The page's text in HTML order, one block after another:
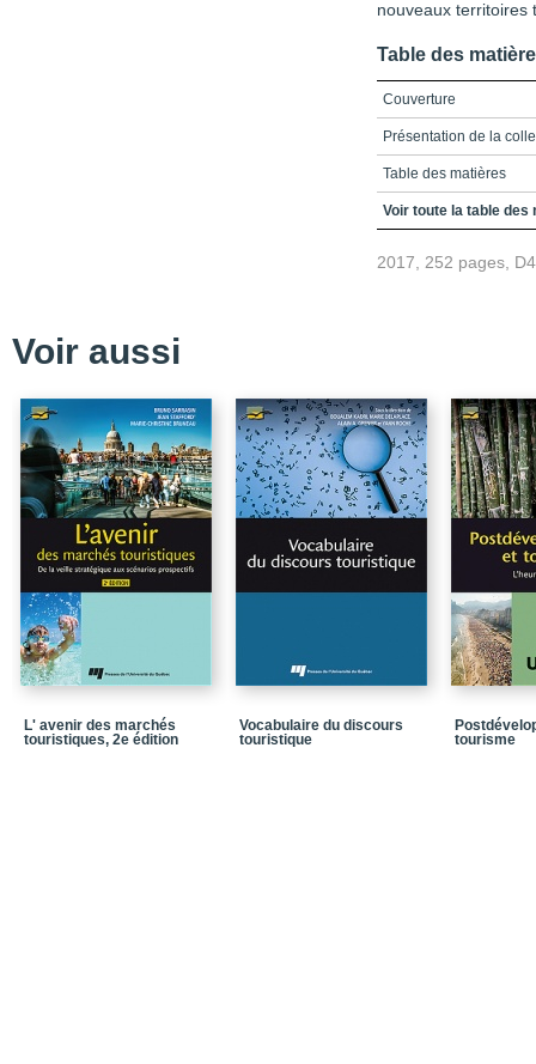
nouveaux territoires
Table des
Couverture
Présentation de la
Table des matières
Liste des figures
Chapitre 2: Le
Chapitre 3: La
Partie 2: Les
des territoires
Chapitre 4: Les
touristiques
Chapitre 5: Les
Chapitre 6: Le
Chapitre 7: La
sentiers battus
Partie 3: Les habitants
tourisme en ville
Voir toute la table des
2017, 252 pages,
Voir aussi
L' avenir des marchés
touristiques, 2e édition
Vocabulaire du discours
touristique
tourisme